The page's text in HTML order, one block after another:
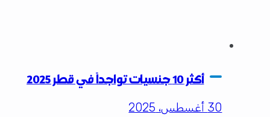
أكثر 10 جنسيات تواجداً في قطر 2025
30 أغسطس، 2025